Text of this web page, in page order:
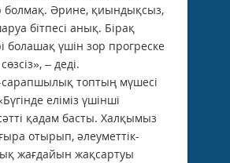
болмақ. Әрине, қиындықсыз,
бітпесі анық. Бірақ
болашақ үшін зор прогреске
– деді.
топтың мүшесі
еліміз үшінші
қадам басты. Халқымыз
отырып, әлеуметтік-
жағдайын жақсартуы